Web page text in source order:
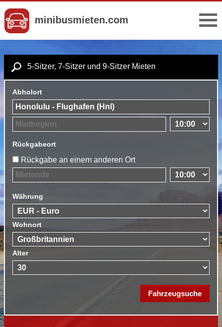
minibusmieten.com
5-Sitzer, 7-Sitzer und 9-Sitzer Mieten
Abholort
Rückgabeort
Rückgabe an einem anderen Ort
Währung
Wohnort
Alter